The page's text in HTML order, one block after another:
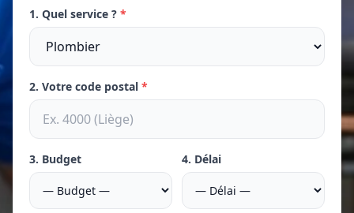
1. Quel service ? *
2. Votre code postal *
3. Budget 4. Délai